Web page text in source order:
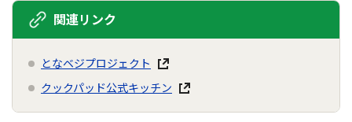
関連リンク
となベジプロジェクト
クックパッド公式キッチン